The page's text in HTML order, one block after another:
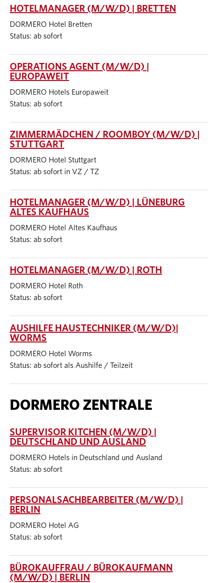
HOTELMANAGER (M/W/D) | BRETTEN
DORMERO Hotel Bretten
Status: ab sofort
OPERATIONS AGENT (M/W/D) |
EUROPAWEIT
DORMERO Hotels Europaweit
Status: ab sofort
ZIMMERMÄDCHEN / ROOMBOY (M/W/D) |
STUTTGART
DORMERO Hotel Stuttgart
Status: ab sofort in VZ / TZ
HOTELMANAGER (M/W/D) | LÜNEBURG
ALTES KAUFHAUS
DORMERO Hotel Altes Kaufhaus
Status: ab sofort
HOTELMANAGER (M/W/D) | ROTH
DORMERO Hotel Roth
Status: ab sofort
AUSHILFE HAUSTECHNIKER (M/W/D)|
WORMS
DORMERO Hotel Worms
Status: ab sofort als Aushilfe / Teilzeit
DORMERO ZENTRALE
SUPERVISOR KITCHEN (M/W/D) |
DEUTSCHLAND UND AUSLAND
DORMERO Hotels in Deutschland und Ausland
Status: ab sofort
PERSONALSACHBEARBEITER (M/W/D) |
BERLIN
DORMERO Hotel AG
Status: ab sofort
BÜROKAUFFRAU / BÜROKAUFMANN
(M/W/D) | BERLIN